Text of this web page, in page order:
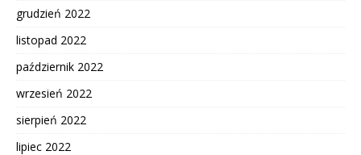
grudzień 2022
listopad 2022
październik 2022
wrzesień 2022
sierpień 2022
lipiec 2022